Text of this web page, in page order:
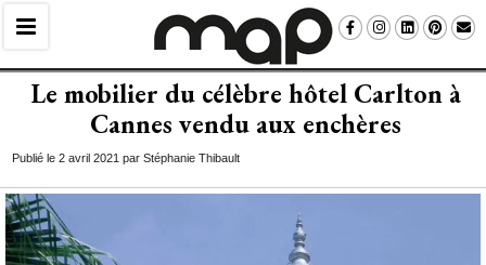
Le mobilier du célèbre hôtel Carlton à
Cannes vendu aux enchères
Publié le 2 avril 2021 par Stéphanie Thibault